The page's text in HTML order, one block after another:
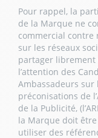
Pour rappel, la
de la Marque ne
commercial
sur les réseaux
partager
l’attention des
Ambassadeurs
préconisations de
de la Publicité,
la Marque doit
utiliser des